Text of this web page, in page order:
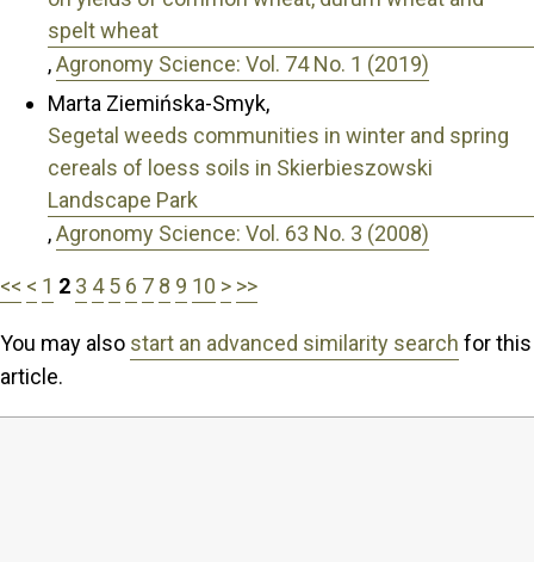
spelt wheat
,Agronomy Science: Vol. 74 No. 1 (2019)
Marta Ziemińska-Smyk,
Segetal weeds communities in winter and spring
cereals of loess soils in Skierbieszowski
Landscape Park
,Agronomy Science: Vol. 63 No. 3 (2008)
<< < 1 2 3 4 5 6 7 8 9 10 > >>
You may also start an advanced similarity search for this
article.